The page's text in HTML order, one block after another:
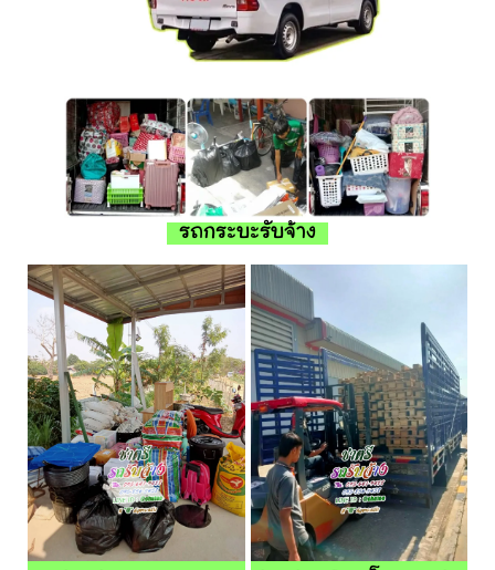
รถกระบะรับจ้าง